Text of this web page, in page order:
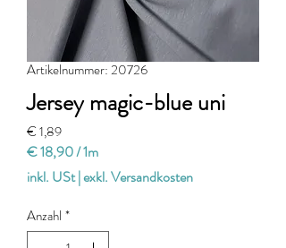
Artikelnummer: 20726
Jersey magic-blue uni
€ 1,89Preis
€ 18,90/1m
€ 18,90
pro
1
Meter
inkl. USt|exkl. Versandkosten
Anzahl *